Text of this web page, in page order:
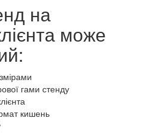
на
може
гами стенду
кишень